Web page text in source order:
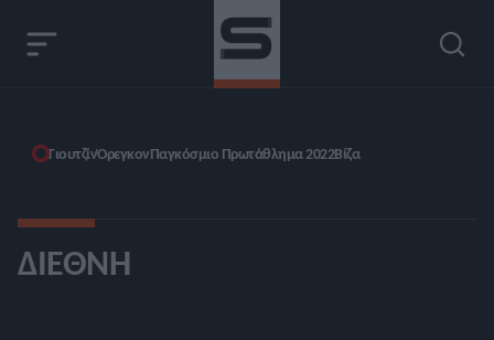
ΓιουτζίνΌρεγκονΠαγκόσμιο Πρωτάθλημα 2022Βίζα
ΔΙΕΘΝΉ